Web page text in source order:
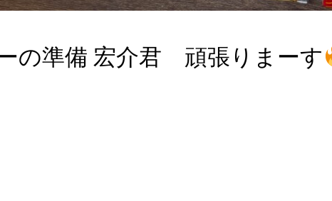
の準備 宏介君 頑張りまーす